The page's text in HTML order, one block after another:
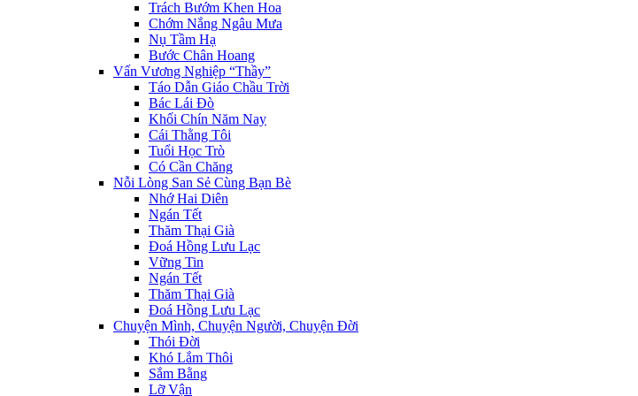
Trách Bướm Khen Hoa
Chớm Nắng Ngâu Mưa
Nụ Tầm Hạ
Bước Chân Hoang
Vấn Vương Nghiệp “Thầy”
Táo Dẫn Giáo Chầu Trời
Bác Lái Đò
Khối Chín Năm Nay
Cái Thằng Tôi
Tuổi Học Trò
Có Cần Chăng
Nỗi Lòng San Sẻ Cùng Bạn Bè
Nhớ Hai Diên
Ngán Tết
Thăm Thại Già
Đoá Hồng Lưu Lạc
Vững Tin
Ngán Tết
Thăm Thại Già
Đoá Hồng Lưu Lạc
Chuyện Mình, Chuyện Người, Chuyện Đời
Thói Đời
Khó Lắm Thôi
Sắm Bằng
Lỡ Vận